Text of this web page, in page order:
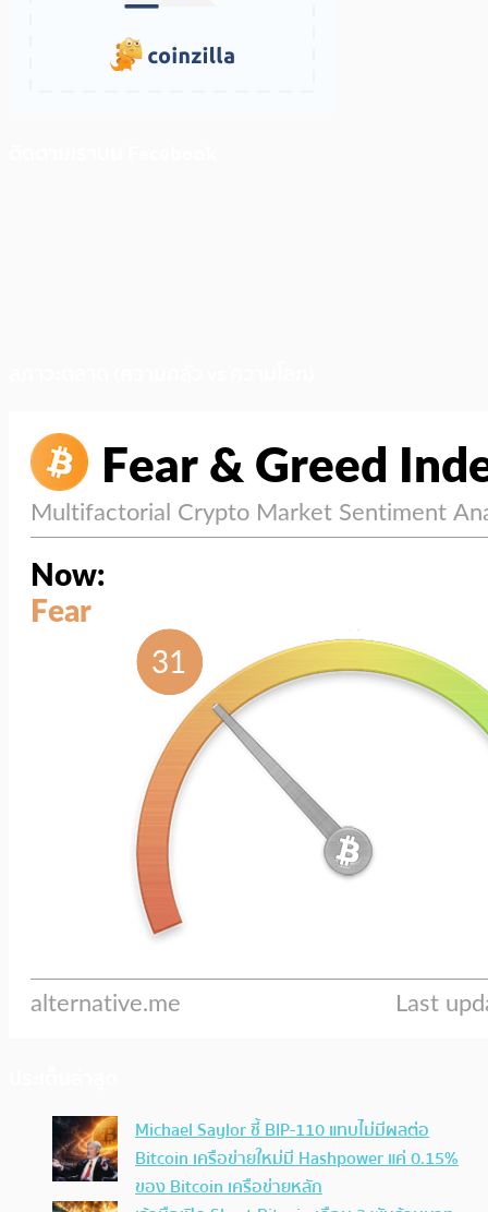
Michael Saylor ชี้ BIP-110 แทบไม่มีผลต่อ
Bitcoin เครือข่ายใหม่มี Hashpower แค่ 0.15%
ของ Bitcoin เครือข่ายหลัก